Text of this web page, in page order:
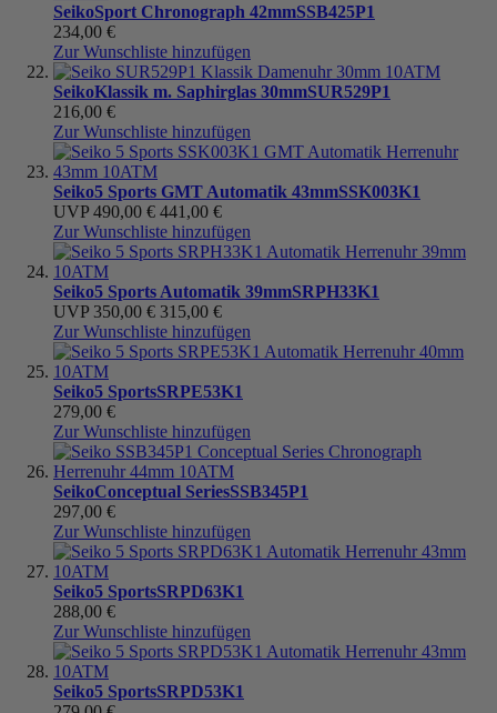
SeikoSport Chronograph 42mmSSB425P1
234,00 €
Zur Wunschliste hinzufügen
SeikoKlassik m. Saphirglas 30mmSUR529P1
216,00 €
Zur Wunschliste hinzufügen
Seiko5 Sports GMT Automatik 43mmSSK003K1
UVP 490,00 € 441,00 €
Zur Wunschliste hinzufügen
Seiko5 Sports Automatik 39mmSRPH33K1
UVP 350,00 € 315,00 €
Zur Wunschliste hinzufügen
Seiko5 SportsSRPE53K1
279,00 €
Zur Wunschliste hinzufügen
SeikoConceptual SeriesSSB345P1
297,00 €
Zur Wunschliste hinzufügen
Seiko5 SportsSRPD63K1
288,00 €
Zur Wunschliste hinzufügen
Seiko5 SportsSRPD53K1